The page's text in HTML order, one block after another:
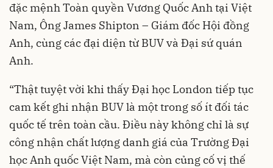
đặc mệnh Toàn quyền Vương Quốc Anh tại Việt
Nam, Ông James Shipton – Giám đốc Hội đồng
Anh, cùng các đại diện từ BUV và Đại sứ quán
Anh.
“Thật tuyệt vời khi thấy Đại học London tiếp tục
cam kết ghi nhận BUV là một trong số ít đối tác
quốc tế trên toàn cầu. Điều này không chỉ là sự
công nhận chất lượng danh giá của Trường Đại
học Anh quốc Việt Nam, mà còn củng cố vị thế